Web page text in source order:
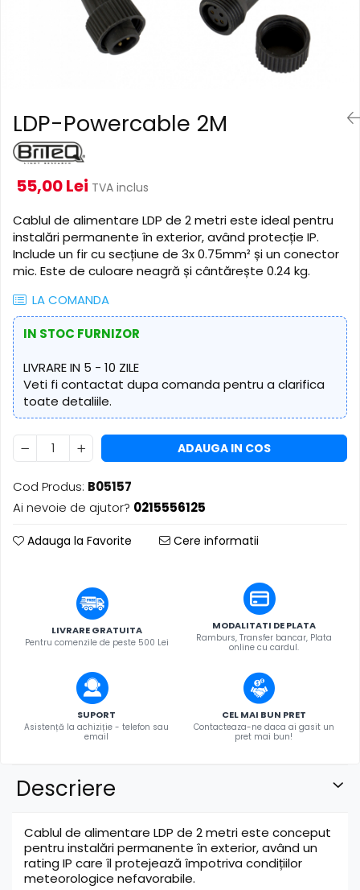
Accesorii Microfoane
Instalații audio
Boxe PA (Public Address)
Amplificatoare
Microfoane Desk
Accesorii
Playere Audio
CD players
Amplificatoare
Căști
Sisteme asistență auditivă
Procesoare & Convertoare
Software DMX
Efecte DJ & Club
Stroboscoape LED
Lumină Arhitecturală
Exterior
Interior
Decor
Controler și alimentare
Cabluri și accesorii
Lămpi
​​Halogen
​​Descărcare
​​Lumină UV și neagră
Alimentare & Distribuție
Distribuitoare de putere
Dimmer & Switch Packs
LDP-Powercable 2M
55,00 Lei TVA inclus
Cablul de alimentare LDP de 2 metri este ideal pentru
instalări permanente în exterior, având protecție IP.
Include un fir cu secțiune de 3x 0.75mm² și un conector
mic. Este de culoare neagră și cântărește 0.24 kg.
LA COMANDA
IN STOC FURNIZOR
LIVRARE IN 5 - 10 ZILE
Veti fi contactat dupa comanda pentru a clarifica
toate detaliile.
ADAUGA IN COS
Cod Produs: B05157
Ai nevoie de ajutor? 0215556125
Adauga la Favorite Cere informatii
LIVRARE GRATUITA
Pentru comenzile de peste 500 Lei
MODALITATI DE PLATA
Ramburs, Transfer bancar, Plata
online cu cardul.
SUPORT
Asistență la achiziție - telefon sau
email
CEL MAI BUN PRET
Contacteaza-ne daca ai gasit un
pret mai bun!
Descriere
Cablul de alimentare LDP de 2 metri este conceput
pentru instalări permanente în exterior, având un
rating IP care îl protejează împotriva condițiilor
meteorologice nefavorabile.